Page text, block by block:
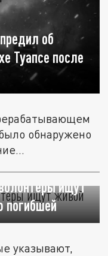
об
Туапсе после
обнаружено
ищут
погибшей
указывают,